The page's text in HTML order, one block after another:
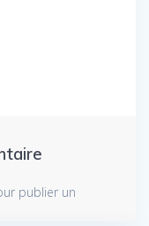
publier un